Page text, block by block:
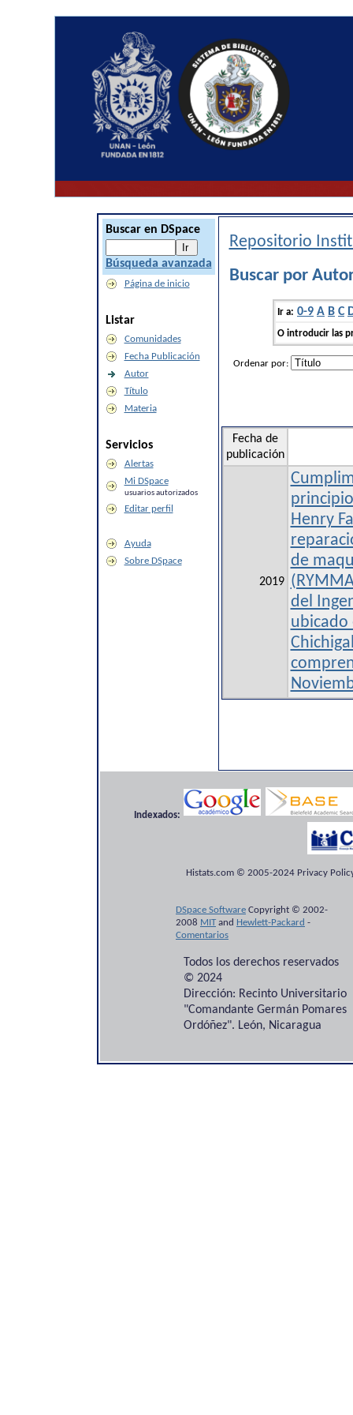
Buscar en DSpace
Búsqueda avanzada
Página de inicio
Listar
Comunidades
Fecha Publicación
Autor
Título
Materia
Servicios
Alertas
Mi DSpace
usuarios autorizados
Editar perfil
Ayuda
Sobre DSpace
Repositorio
Buscar por
Ir a: 0-9 A B C
O introducir las
Ordenar por:
Fecha de
publicación
2019
Henry
de
del
ubicado
Indexados:
Histats.com © 2005-2024 Privacy
DSpace Software Copyright © 2002-
2008 MITand Hewlett-Packard -
Comentarios
Todos los derechos reservados
© 2024
Dirección: Recinto Universitario
"Comandante Germán Pomares
Ordóñez". León, Nicaragua